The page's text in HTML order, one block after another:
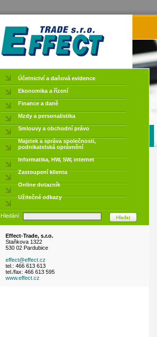
Účetnictví a daňová evidence
Ekonomika a řízení
Finance a daně
Mzdy a personalistika
Smlouvy a obchodní právo
Majetek a správa společnosti,
podnikatelská oprávnění
Informatika, HW, SW, internet
Zastoupení klienta
Online dotazník
Užitečné odkazy
Hledání:
Effect-Trade, s.r.o.
Staňkova 1322
530 02 Pardubice
effect@effect.cz
tel.: 466 613 613
tel./fax: 466 613 595
www.effect.cz